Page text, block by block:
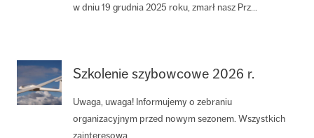
w dniu 19 grudnia 2025 roku, zmarł nasz Prz...
Szkolenie szybowcowe 2026 r.
Uwaga, uwaga! Informujemy o zebraniu
organizacyjnym przed nowym sezonem. Wszystkich
zainteresowa...